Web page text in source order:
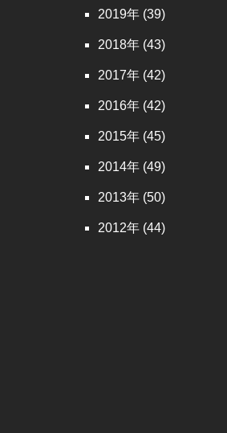
2019 (39)
2018 (43)
2017 (42)
2016 (42)
2015 (45)
2014 (49)
2013 (50)
2012 (44)